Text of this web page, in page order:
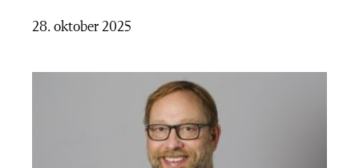
28. oktober 2025